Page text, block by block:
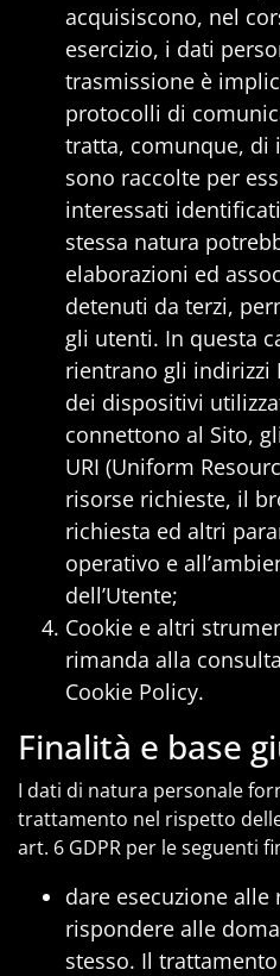
acquisiscono, nel
esercizio, i dati
trasmissione è
protocolli di
tratta, comunque, di
sono raccolte per
interessati
stessa natura
elaborazioni ed
detenuti da terzi,
gli utenti. In questa
rientrano gli indirizzi
dei dispositivi
connettono al Sito,
URI (Uniform
risorse richieste, il
richiesta ed altri
operativo e
dell’Utente;
Cookie e altri
rimanda alla
Cookie Policy.
Finalità e base
I dati di natura personale
trattamento nel rispetto
art. 6 GDPR per le seguenti
dare esecuzione alle
rispondere alle
stesso. Il